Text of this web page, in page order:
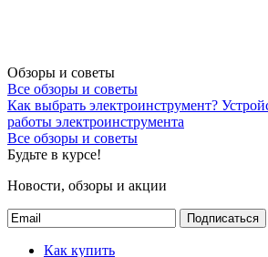
Обзоры и советы
Все обзоры и советы
Как выбрать электроинструмент?
работы электроинструмента
Все обзоры и советы
Будьте в курсе!
Новости, обзоры и акции
Подписаться
Как купить